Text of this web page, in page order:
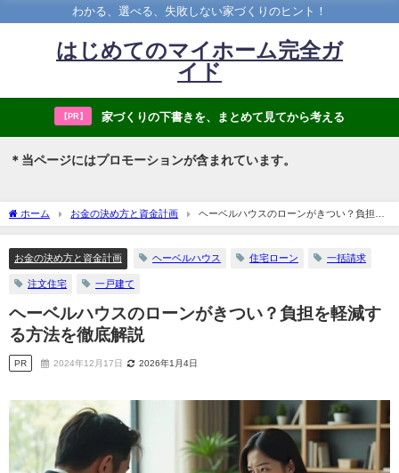
わかる、選べる、失敗しない家づくりのヒント！
はじめてのマイホーム完全ガ
イド
【PR】 家づくりの下書きを、まとめて見てから考える
＊当ページにはプロモーションが含まれています。
ホーム お金の決め方と資金計画
ヘーベルハウスのローンがきつい？負担を
軽減する方法を徹底解説
お金の決め方と資金計画 ヘーベルハウス 住宅ローン 一括請求
注文住宅 一戸建て
ヘーベルハウスのローンがきつい？負担を軽減す
る方法を徹底解説
PR 2024年12月17日 2026年1月4日